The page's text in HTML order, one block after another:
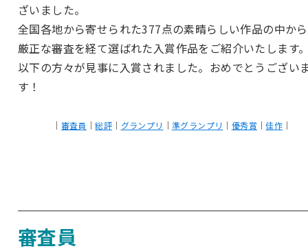
ざいました。
全国各地から寄せられた377点の素晴らしい作品の中か
厳正な審査を経て選ばれた入賞作品をご紹介いたします
以下の方々が見事に入賞されました。おめでとうござい
す！
｜ 審査員 ｜総評 ｜ グランプリ ｜ 準グランプリ ｜ 優秀賞 ｜佳作 ｜
審査員